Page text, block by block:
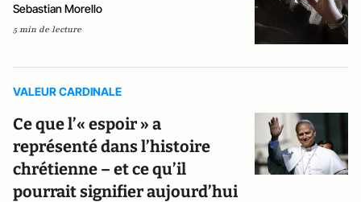
Sebastian Morello
5 min de lecture
VALEUR CARDINALE
Ce que l’« espoir » a
représenté dans l’histoire
chrétienne – et ce qu’il
pourrait signifier aujourd’hui